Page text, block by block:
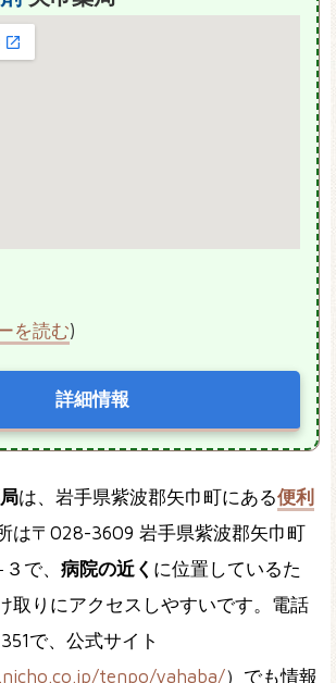
を読む)
詳細情報
は、岩手県紫波郡矢巾町にある便利
は〒028-3609 岩手県紫波郡矢巾町
で、 病院の近く に位置しているた
取りにアクセスしやすいです。電話
で、公式サイト
tenpo/yahaba/）でも情報